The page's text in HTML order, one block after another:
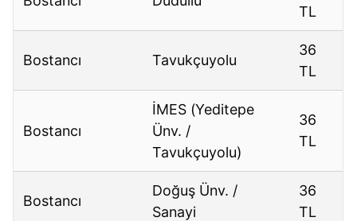
TL
Bostancı Tavukçuyolu
36
TL
Bostancı
İMES (Yeditepe
Ünv. /
Tavukçuyolu)
36
TL
Bostancı
Doğuş Ünv. /
Sanayi
36
TL